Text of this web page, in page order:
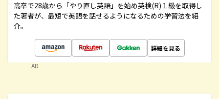
高卒で28歳から「やり直し英語」を始め英検(R)１級を取得し
た著者が、最短で英語を話せるようになるための学習法を紹
介。
詳細を見る
AD